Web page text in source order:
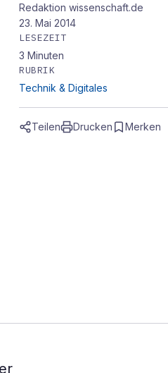
Redaktion wissenschaft.de
23. Mai 2014
LESEZEIT
3 Minuten
RUBRIK
Technik & Digitales
Teilen Drucken Merken